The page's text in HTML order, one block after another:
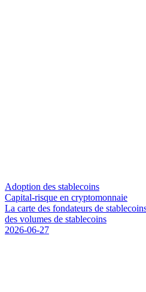
Adoption des stablecoins
Capital-risque en cryptomonnaie
La carte des fondateurs de stablecoin
des volumes de stablecoins
2026-06-27